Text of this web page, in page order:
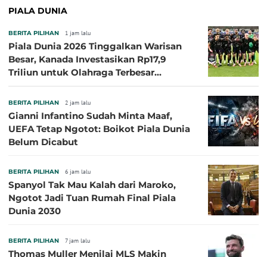
PIALA DUNIA
BERITA PILIHAN 1 jam lalu
Piala Dunia 2026 Tinggalkan Warisan
Besar, Kanada Investasikan Rp17,9
Triliun untuk Olahraga Terbesar
BERITA PILIHAN 2 jam lalu
Gianni Infantino Sudah Minta Maaf,
UEFA Tetap Ngotot: Boikot Piala Dunia
Belum Dicabut
BERITA PILIHAN 6 jam lalu
Spanyol Tak Mau Kalah dari Maroko,
Ngotot Jadi Tuan Rumah Final Piala
Dunia 2030
BERITA PILIHAN 7 jam lalu
Thomas Muller Menilai MLS Makin